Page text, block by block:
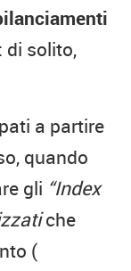
di solito,
a partire
quando
gli “Index
che
(